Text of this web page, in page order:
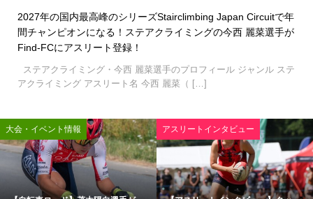
2027年の国内最高峰のシリーズStairclimbing Japan Circuitで年
間チャンピオンになる！ステアクライミングの今西 麗菜選手が
Find-FCにアスリート登録！
ステアクライミング・今西 麗菜選手のプロフィール ジャンル ステ
アクライミング アスリート名 今西 麗菜（ […]
大会・イベント情報 アスリートインタビュー